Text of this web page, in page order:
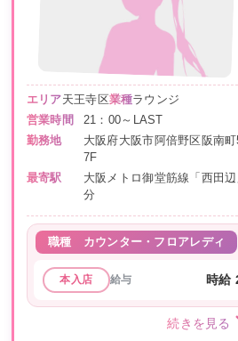
エリア天王寺区業種ラウンジ
営業時間
21：00～LAST
勤務地
大阪府大阪市阿倍野区阪南
7F
最寄駅
大阪メトロ御堂筋線「西田
分
職種 カウンター・フロアレディ
本入店 給与 時給
続きを見る